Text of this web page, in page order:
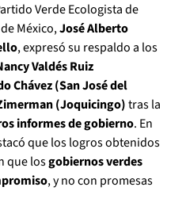
Verde Ecologista de
México,José Alberto
, expresó su respaldo a los
Valdés Ruiz
Chávez (San José del
(Joquicingo)tras la
informes de gobierno. En
que los logros obtenidos
que losgobiernos verdes
, y no con promesas